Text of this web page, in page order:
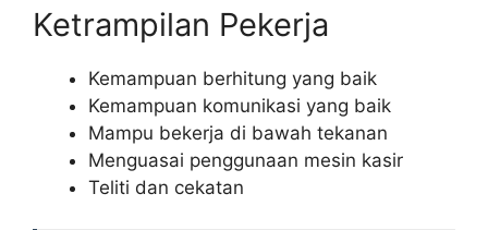
Ketrampilan Pekerja
Kemampuan berhitung yang baik
Kemampuan komunikasi yang baik
Mampu bekerja di bawah tekanan
Menguasai penggunaan mesin kasir
Teliti dan cekatan